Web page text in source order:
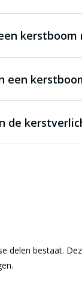
een
de
delen bestaat.